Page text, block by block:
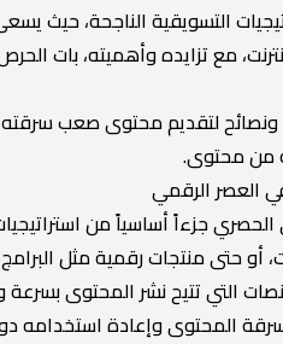
التسويقية الناجحة، حيث
مع تزايده وأهميته، بات
لتقديم محتوى صعب
من محتوى.
العصر الرقمي
جزءاً أساسياً من
أو حتى منتجات رقمية مثل
التي تتيح نشر المحتوى
المحتوى وإعادة استخدامه